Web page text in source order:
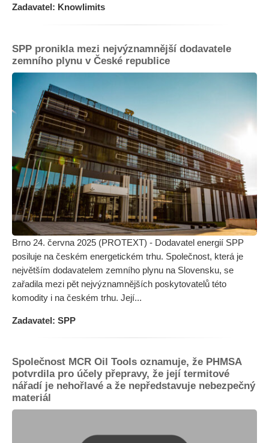
Zadavatel: Knowlimits
SPP pronikla mezi nejvýznamnější dodavatele
zemního plynu v České republice
Brno 24. června 2025 (PROTEXT) - Dodavatel energií SPP
posiluje na českém energetickém trhu. Společnost, která je
největším dodavatelem zemního plynu na Slovensku, se
zařadila mezi pět nejvýznamnějších poskytovatelů této
komodity i na českém trhu. Její...
Zadavatel: SPP
Společnost MCR Oil Tools oznamuje, že PHMSA
potvrdila pro účely přepravy, že její termitové
nářadí je nehořlavé a že nepředstavuje nebezpečný
materiál